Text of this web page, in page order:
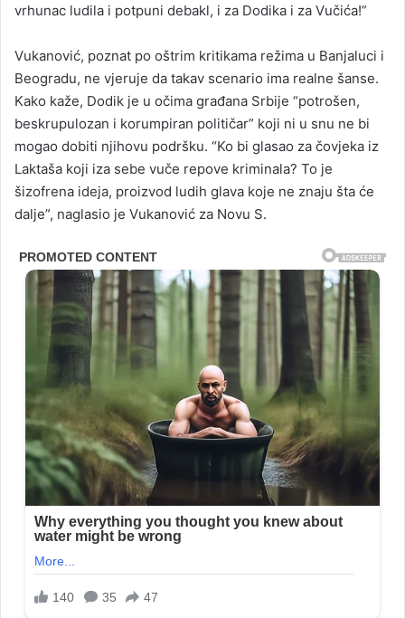
vrhunac ludila i potpuni debakl, i za Dodika i za Vučića!”
Vukanović, poznat po oštrim kritikama režima u Banjaluci i
Beogradu, ne vjeruje da takav scenario ima realne šanse.
Kako kaže, Dodik je u očima građana Srbije “potrošen,
beskrupulozan i korumpiran političar” koji ni u snu ne bi
mogao dobiti njihovu podršku. “Ko bi glasao za čovjeka iz
Laktaša koji iza sebe vuče repove kriminala? To je
šizofrena ideja, proizvod ludih glava koje ne znaju šta će
dalje”, naglasio je Vukanović za Novu S.